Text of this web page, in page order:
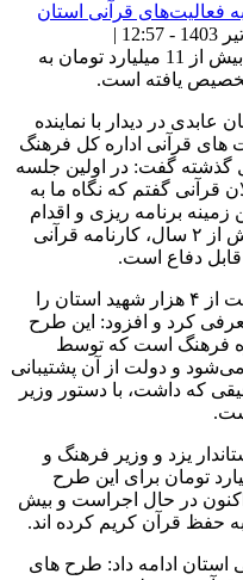
مدیرکل فرهنگ و ارشاد اسلامی یزد: بیش از 11 میلیارد تومان به
یافته است.
عابدی در دیدار با نماینده
های قرآنی اداره کل فرهنگ
گذشته گفت: در اولین جلسه
قرآنی گفتم که نگاه ما به
برنامه ریزی و اقدام
خواهیم کرد و امروز بعد از گذشت بیش از ۲ سال، کارنامه قرآنی
قابل دفاع است.
وی طرح بالندگی ۴ هزار حافظ به نیابت از ۴ هزار شهید استان را
کرد و افزود: این طرح
فرهنگ است که توسط
و دولت از آن پشتیبانی
که داشت، با دستور وزیر
یزد و وزیر فرهنگ و
در سال گذشته ۱۰ میلیارد تومان برای این طرح
در حال اجراست و بیش
استان ادامه داد: طرح های